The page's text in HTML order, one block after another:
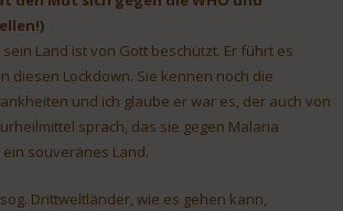
Land ist von Gott beschützt. Er führt es
diesen Lockdown. Sie kennen noch die
und ich glaube er war es, der auch von
sprach, das sie gegen Malaria
souveränes Land.
Drittweltländer, wie es gehen kann,